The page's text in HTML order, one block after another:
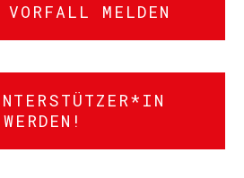
VORFALL MELDEN
WERDEN!